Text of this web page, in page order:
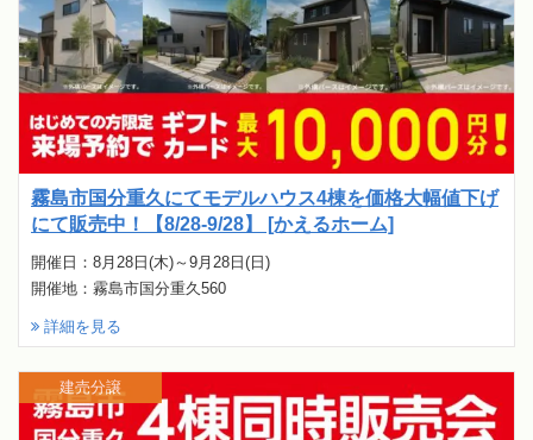
霧島市国分重久にてモデルハウス4棟を価格大幅値下げ
にて販売中！【8/28-9/28】 [かえるホーム]
開催日：8月28日(木)～9月28日(日)
開催地：霧島市国分重久560
詳細を見る
建売分譲